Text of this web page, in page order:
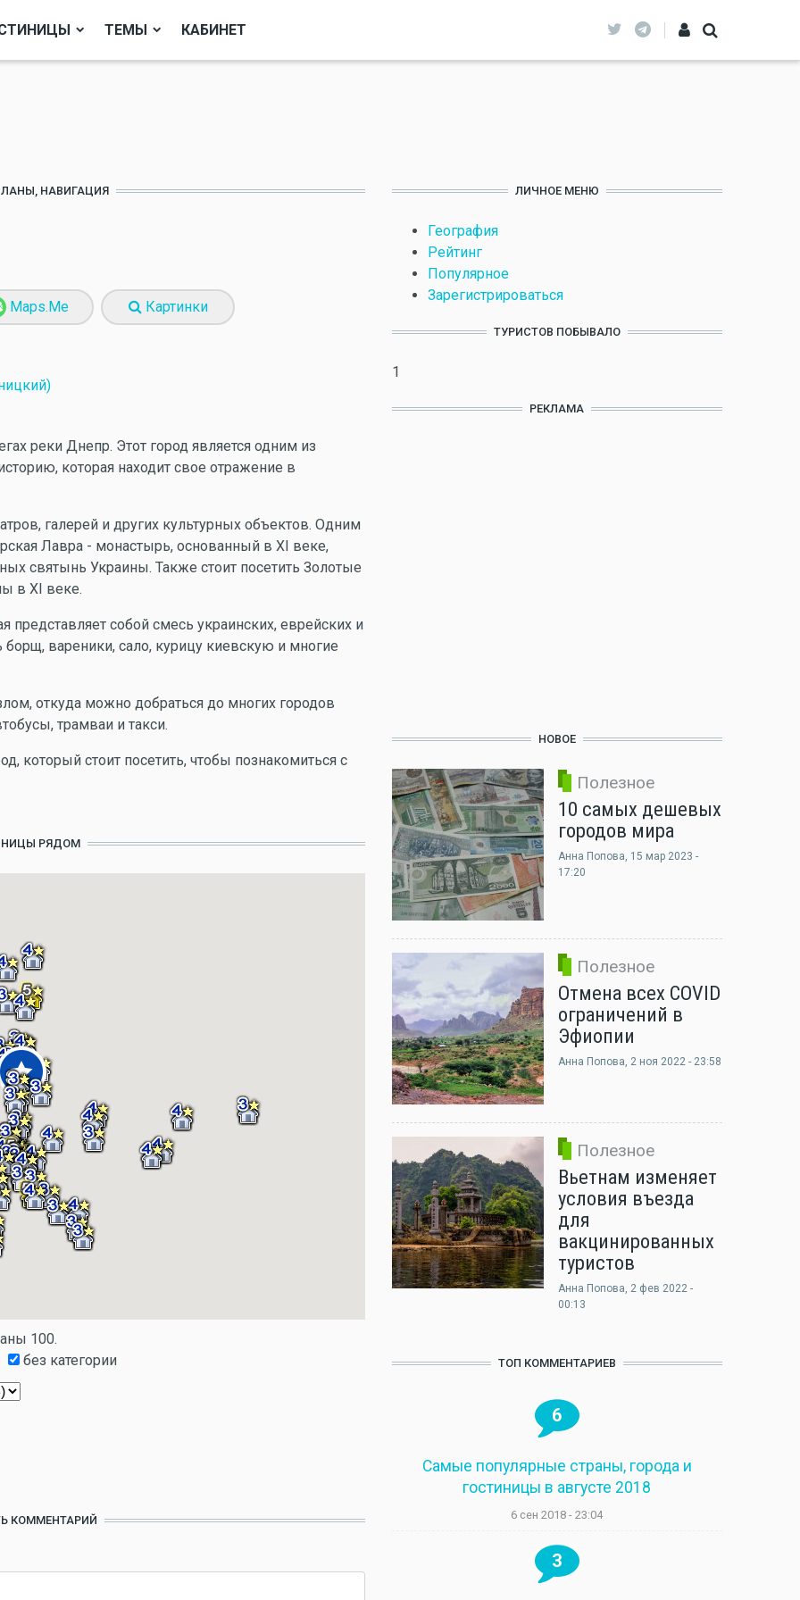
ТЕМЫ КАБИНЕТ
НАВИГАЦИЯ
Maps.Me Картинки
реки Днепр. Этот город является одним из
которая находит свое отражение в
галерей и других культурных объектов. Одним
Лавра - монастырь, основанный в XI веке,
святынь Украины. Также стоит посетить Золотые
в XI веке.
представляет собой смесь украинских, еврейских и
вареники, сало, курицу киевскую и многие
откуда можно добраться до многих городов
трамваи и такси.
который стоит посетить, чтобы познакомиться с
РЯДОМ
100.
без категории
КОММЕНТАРИЙ
ЛИЧНОЕ МЕНЮ
География
Рейтинг
Популярное
Зарегистрироваться
ТУРИСТОВ ПОБЫВАЛО
1
РЕКЛАМА
НОВОЕ
Полезное
10 самых дешевых
городов мира
Анна Попова, 15 мар 2023 -
17:20
Полезное
Отмена всех COVID
ограничений в
Эфиопии
Анна Попова, 2 ноя 2022 - 23:58
Полезное
Вьетнам изменяет
условия въезда
для
вакцинированных
туристов
Анна Попова, 2 фев 2022 -
00:13
ТОП КОММЕНТАРИЕВ
6
Самые популярные страны, города и
гостиницы в августе 2018
6 сен 2018 - 23:04
3